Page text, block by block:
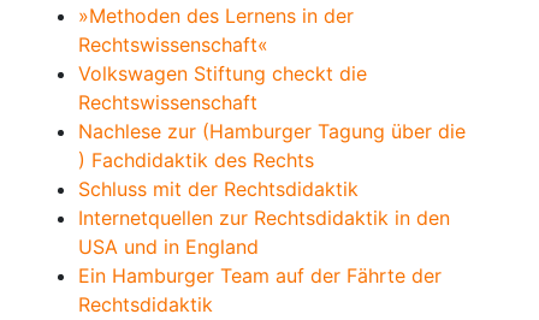
»Methoden des Lernens in der
Rechtswissenschaft«
Volkswagen Stiftung checkt die
Rechtswissenschaft
Nachlese zur (Hamburger Tagung über die
) Fachdidaktik des Rechts
Schluss mit der Rechtsdidaktik
Internetquellen zur Rechtsdidaktik in den
USA und in England
Ein Hamburger Team auf der Fährte der
Rechtsdidaktik